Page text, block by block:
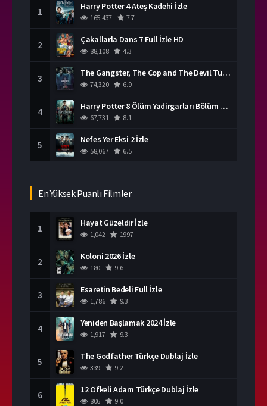
1 Harry Potter 4 Ateş Kadehi İzle
165,437 7.7
2 Çakallarla Dans 7 Full İzle HD
88,108 4.3
3 The Gangster, The Cop and The Devil Türkçe Dublaj İzle
74,320 6.9
4 Harry Potter 8 Ölüm Yadirgarları Bölüm 2 İzle
67,731 8.1
5 Nefes Yer Eksi 2 İzle
58,067 6.5
En Yüksek Puanlı Filmler
1 Hayat Güzeldir İzle
1,042 1997
2 Koloni 2026 İzle
180 9.6
3 Esaretin Bedeli Full İzle
1,786 9.3
4 Yeniden Başlamak 2024 İzle
1,917 9.3
5 The Godfather Türkçe Dublaj İzle
339 9.2
6 12 Öfkeli Adam Türkçe Dublaj İzle
806 9.0